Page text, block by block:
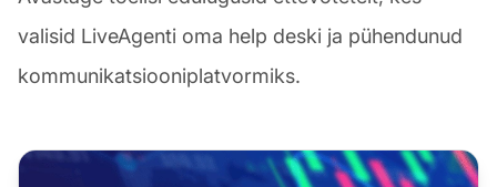
valisid LiveAgenti oma help deski ja pühendunud
kommunikatsiooniplatvormiks.